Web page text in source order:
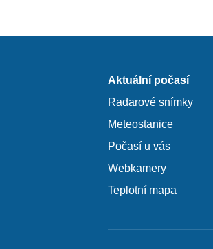
Aktuální počasí
Radarové snímky
Meteostanice
Počasí u vás
Webkamery
Teplotní mapa